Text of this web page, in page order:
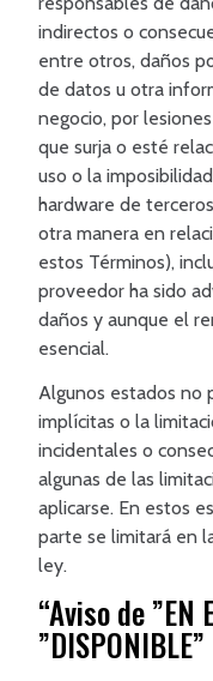
indirectos o
entre otros, daños
de datos u otra
negocio, por
que surja o esté
uso o la
hardware de
otra manera en
estos Términos),
proveedor ha sido
daños y aunque el
esencial.
Algunos estados no
implícitas o la
incidentales o
algunas de las
aplicarse. En estos
parte se limitará en
ley.
“Aviso de ”EN
”DISPONIBLE”